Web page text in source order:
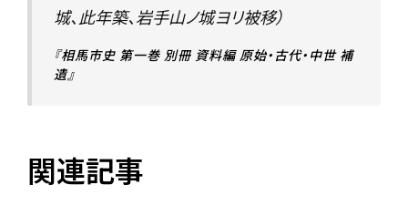
城、此年築、岩手山ノ城ヨリ被移）
『相馬市史 第一巻 別冊 資料編 原始・古代・中世 補
遺』
関連記事